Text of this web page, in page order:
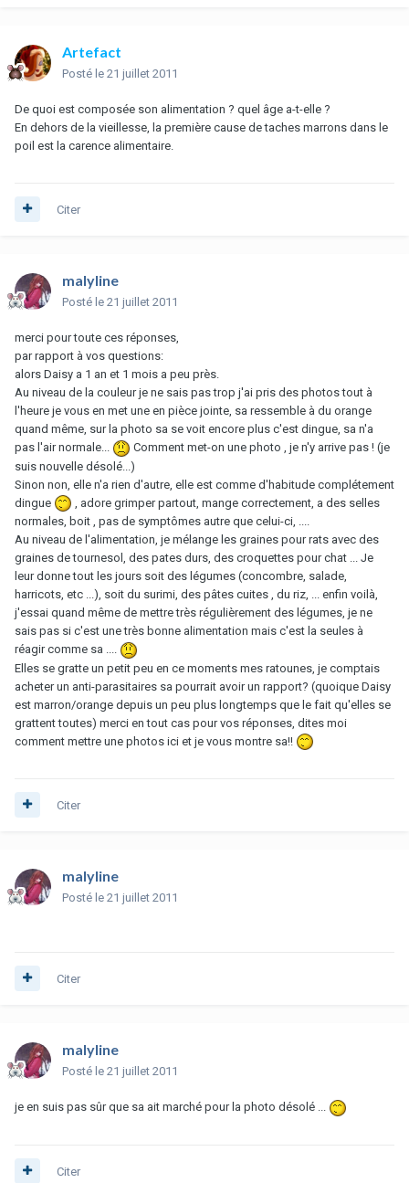
Artefact
Posté le 21 juillet 2011
De quoi est composée son alimentation ? quel âge a-t-elle ?
En dehors de la vieillesse, la première cause de taches marrons dans le
poil est la carence alimentaire.
Citer
malyline
Posté le 21 juillet 2011
merci pour toute ces réponses,
par rapport à vos questions:
alors Daisy a 1 an et 1 mois a peu près.
Au niveau de la couleur je ne sais pas trop j'ai pris des photos tout à
l'heure je vous en met une en pièce jointe, sa ressemble à du orange
quand même, sur la photo sa se voit encore plus c'est dingue, sa n'a
pas l'air normale...
Comment met-on une photo , je n'y arrive pas ! (je
suis nouvelle désolé...)
Sinon non, elle n'a rien d'autre, elle est comme d'habitude complétement
dingue
, adore grimper partout, mange correctement, a des selles
normales, boit , pas de symptômes autre que celui-ci, ....
Au niveau de l'alimentation, je mélange les graines pour rats avec des
graines de tournesol, des pates durs, des croquettes pour chat ... Je
leur donne tout les jours soit des légumes (concombre, salade,
harricots, etc ...), soit du surimi, des pâtes cuites , du riz, ... enfin voilà,
j'essai quand même de mettre très régulièrement des légumes, je ne
sais pas si c'est une très bonne alimentation mais c'est la seules à
réagir comme sa ....
Elles se gratte un petit peu en ce moments mes ratounes, je comptais
acheter un anti-parasitaires sa pourrait avoir un rapport? (quoique Daisy
est marron/orange depuis un peu plus longtemps que le fait qu'elles se
grattent toutes) merci en tout cas pour vos réponses, dites moi
comment mettre une photos ici et je vous montre sa!!
Citer
malyline
Posté le 21 juillet 2011
Citer
malyline
Posté le 21 juillet 2011
je en suis pas sûr que sa ait marché pour la photo désolé ...
Citer